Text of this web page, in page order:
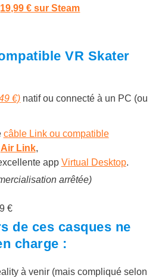
19,99 € sur Steam
VR Skater
€) natif ou connecté à un PC (ou
câble Link ou compatible
Air Link,
app Virtual Desktop.
arrêtée)
€
de ces casques ne
charge :
à venir (mais compliqué selon